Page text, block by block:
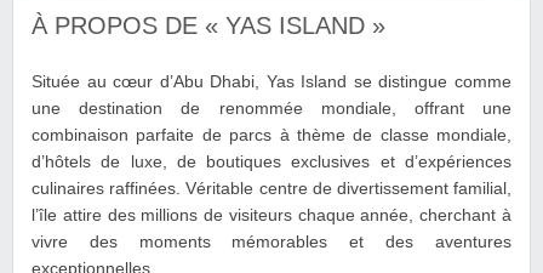
À PROPOS DE « YAS ISLAND »
Située au cœur d’Abu Dhabi, Yas Island se distingue comme
une destination de renommée mondiale, offrant une
combinaison parfaite de parcs à thème de classe mondiale,
d’hôtels de luxe, de boutiques exclusives et d’expériences
culinaires raffinées. Véritable centre de divertissement familial,
l’île attire des millions de visiteurs chaque année, cherchant à
vivre des moments mémorables et des aventures
exceptionnelles.